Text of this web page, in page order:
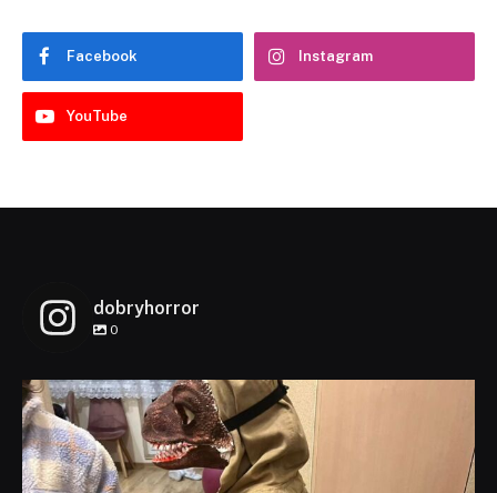
Facebook Instagram
YouTube
dobryhorror
0
dobryhorror
Lis 1